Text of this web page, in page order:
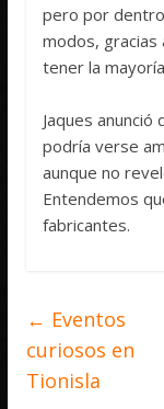
pero por
modos,
tener la
Jaques
podría verse
aunque no
Entendemos
fabricantes.
← Eventos
curiosos en
Tionisla